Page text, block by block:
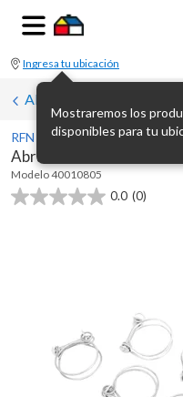
Ingresa tu ubicación
Mostraremos los
disponibles para tu
Abrazaderas
RFN
Abrazadera 11/4
Modelo40010805
0.0 (0)
0.0